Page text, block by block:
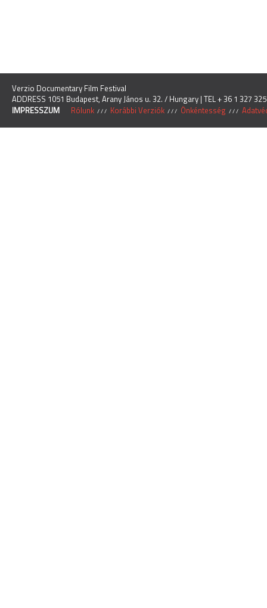
Verzio Documentary Film Festival
ADDRESS 1051 Budapest, Arany János u. 32. / Hungary | TEL + 36 1 327
IMPRESSZUM
Rólunk Korábbi Verziók Önkéntesség